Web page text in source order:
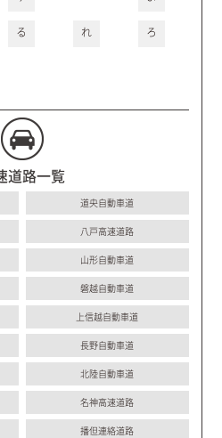
る れ ろ
道路一覧
道央自動車道
八戸高速道路
山形自動車道
磐越自動車道
上信越自動車道
長野自動車道
北陸自動車道
名神高速道路
播但連絡道路